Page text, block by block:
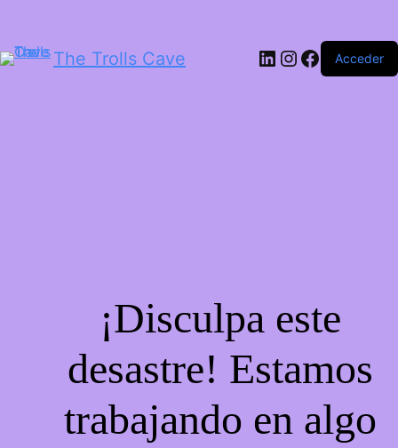
The Trolls Cave LinkedIn
Instagram
Facebook
Acceder
¡Disculpa este
desastre! Estamos
trabajando en algo